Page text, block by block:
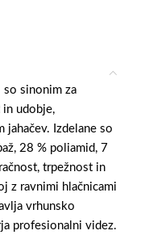
so sinonim za
in udobje,
jahačev. Izdelane so
28 % poliamid, 7
trpežnost in
z ravnimi hlačnicami
vrhunsko
profesionalni videz.